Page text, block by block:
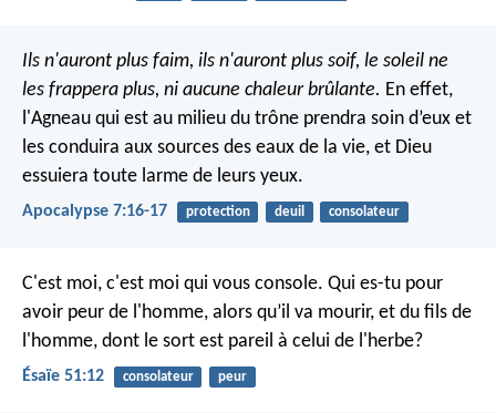
Ils n'auront plus faim, ils n'auront plus soif, le soleil ne
les frappera plus, ni aucune chaleur brûlante. En effet,
l'Agneau qui est au milieu du trône prendra soin d’eux et
les conduira aux sources des eaux de la vie, et Dieu
essuiera toute larme de leurs yeux.
Apocalypse 7:16-17 protection deuil consolateur
C'est moi, c'est moi qui vous console. Qui es-tu pour
avoir peur de l'homme, alors qu’il va mourir, et du fils de
l'homme, dont le sort est pareil à celui de l'herbe?
Ésaïe 51:12 consolateur peur